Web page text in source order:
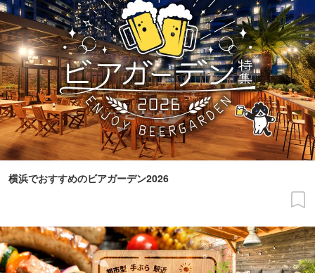
横浜でおすすめのビアガーデン2026